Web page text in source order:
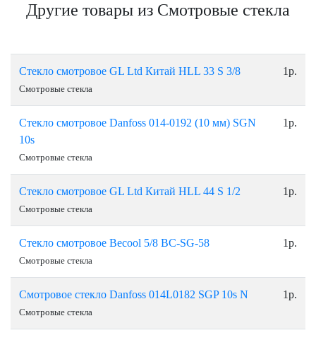
Другие товары из Смотровые стекла
Стекло смотровое GL Ltd Китай НLL 33 S 3/8
Смотровые стекла
1р.
Стекло cмотровое Danfoss 014-0192 (10 мм) SGN
10s
Смотровые стекла
1р.
Стекло смотровое GL Ltd Китай НLL 44 S 1/2
Смотровые стекла
1р.
Стекло смотровое Becool 5/8 BC-SG-58
Смотровые стекла
1р.
Смотровое стекло Danfoss 014L0182 SGP 10s N
Смотровые стекла
1р.